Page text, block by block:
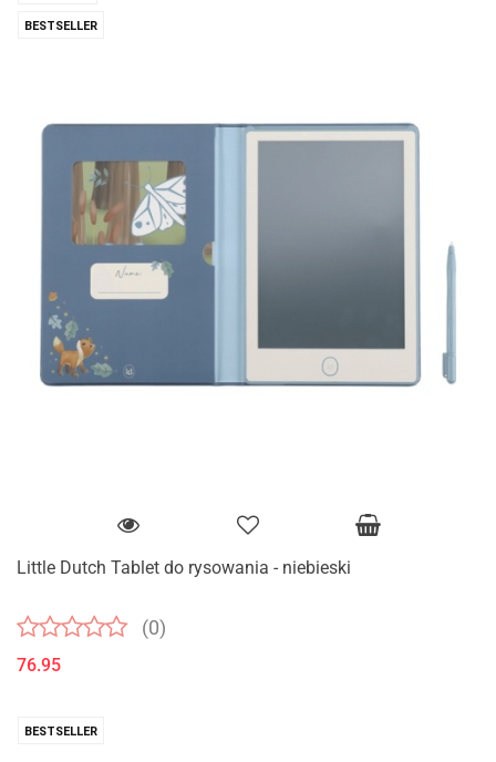
BESTSELLER
Little Dutch Tablet do rysowania - niebieski
(0)
76.95
BESTSELLER